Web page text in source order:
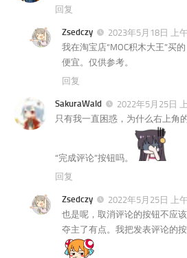
回复
Zsedczy
2023年5月18日 上
我在淘宝店“MOC积木大王”买
便宜。仅供参考。
回复
SakuraWald
2022年5月25日
只有我一直困惑，为什么右上角
“完成评论”按钮吗。
回复
Zsedczy
2022年5月25日 上
也是呢，取消评论的按钮不应
夺主了有点。我把发表评论的